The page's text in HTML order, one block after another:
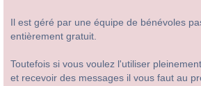
Il est géré par une équipe de bénévoles
entièrement gratuit.
Toutefois si vous voulez l'utiliser
et recevoir des messages il vous faut au